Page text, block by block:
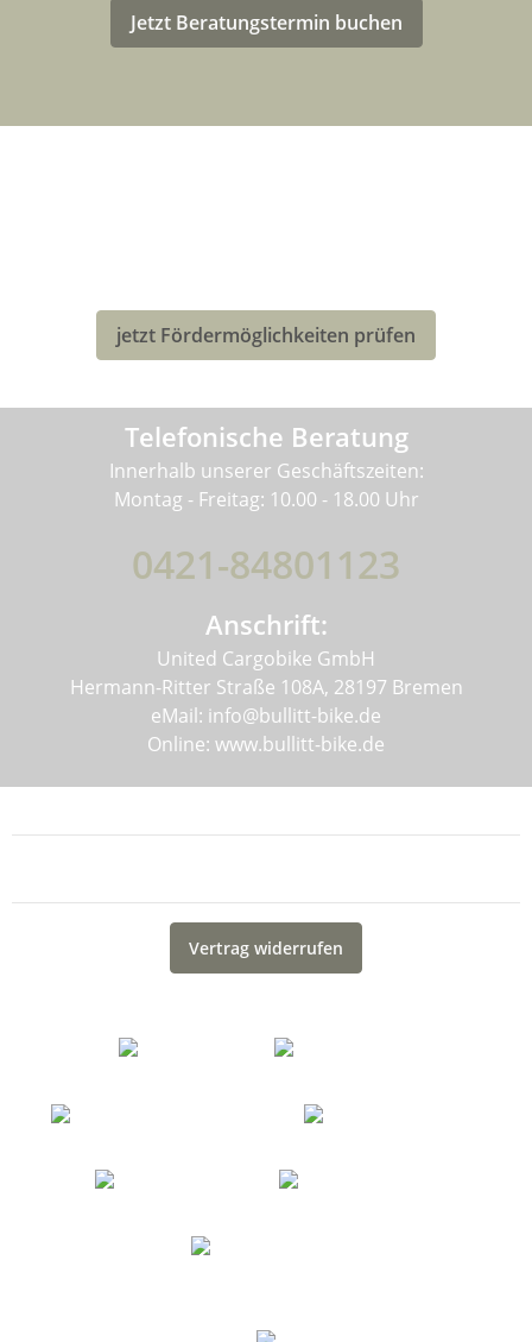
Jetzt Beratungstermin buchen
jetzt Fördermöglichkeiten prüfen
Telefonische Beratung
Innerhalb unserer Geschäftszeiten:
Montag - Freitag: 10.00 - 18.00 Uhr
0421-84801123
Anschrift:
United Cargobike GmbH
Hermann-Ritter Straße 108A, 28197 Bremen
eMail: info@bullitt-bike.de
Online: www.bullitt-bike.de
Vertrag widerrufen